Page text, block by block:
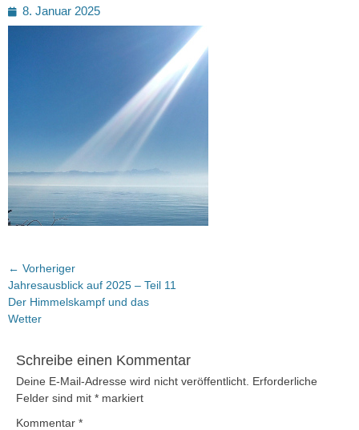
Posted
on
8. Januar 2025
Beitragsnavigation
← Vorheriger
Vorheriger
Beitrag:
Jahresausblick auf 2025 – Teil 11
Der Himmelskampf und das
Wetter
Schreibe einen Kommentar
Deine E-Mail-Adresse wird nicht veröffentlicht. Erforderliche
Felder sind mit * markiert
Kommentar *